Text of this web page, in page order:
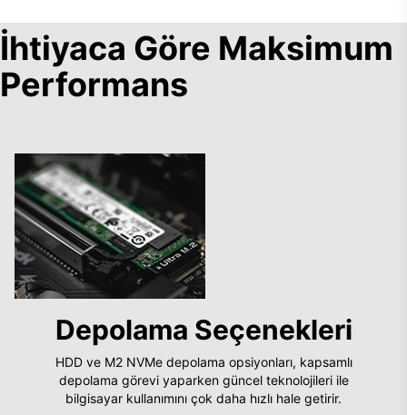
İhtiyaca Göre Maksimum
Performans
Depolama Seçenekleri
HDD ve M2 NVMe depolama opsiyonları, kapsamlı
depolama görevi yaparken güncel teknolojileri ile
bilgisayar kullanımını çok daha hızlı hale getirir.